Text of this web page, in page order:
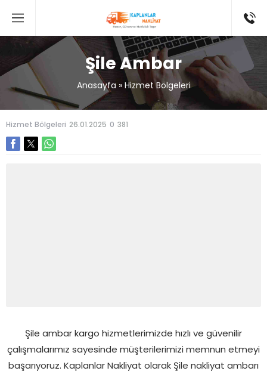
Şile Ambar
Anasayfa » Hizmet Bölgeleri
Hizmet Bölgeleri 26.01.2025 0 381
Şile ambar kargo hizmetlerimizde hızlı ve güvenilir
çalışmalarımız sayesinde müşterilerimizi memnun etmeyi
başarıyoruz. Kaplanlar Nakliyat olarak Şile nakliyat ambarı